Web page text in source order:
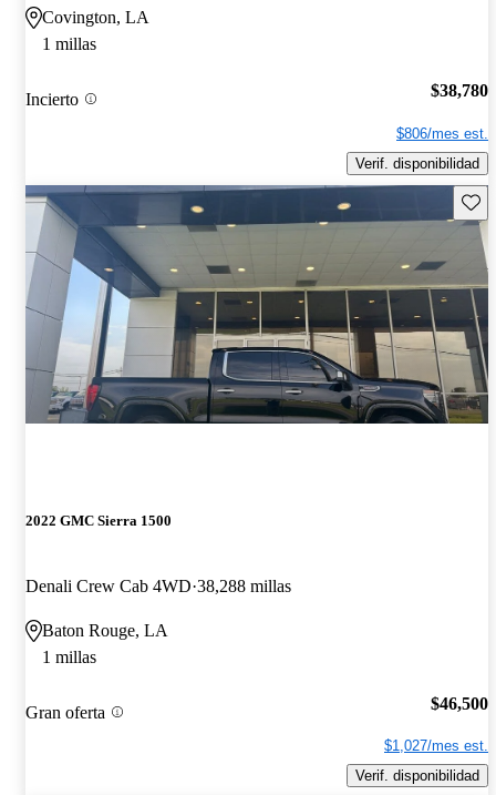
Covington, LA
1 millas
Incierto $38,780
$806/mes est.
Verif. disponibilidad
2022 GMC Sierra 1500
Denali Crew Cab 4WD 38,288 millas
Baton Rouge, LA
1 millas
Gran oferta $46,500
$1,027/mes est.
Verif. disponibilidad